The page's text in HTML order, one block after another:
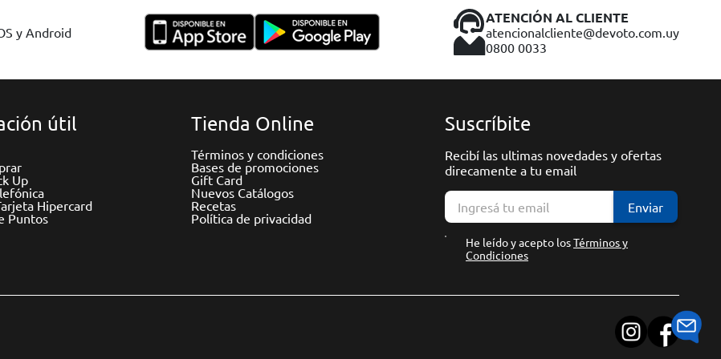
y Android
ATENCIÓN AL CLIENTE
atencionalcliente@devoto.com.uy
0800 0033
útil
Up
Hipercard
Puntos
Tienda Online
Términos y condiciones
Bases de promociones
Gift Card
Nuevos Catálogos
Recetas
Política de privacidad
Suscríbite
Recibí las ultimas novedades y ofertas
direcamente a tu email
Enviar
He leído y acepto losTérminos y
Condiciones